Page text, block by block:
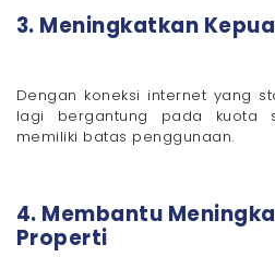
3. Meningkatkan
Dengan koneksi internet yang
lagi bergantung pada kuota
memiliki batas penggunaan.
4. Membantu
Properti